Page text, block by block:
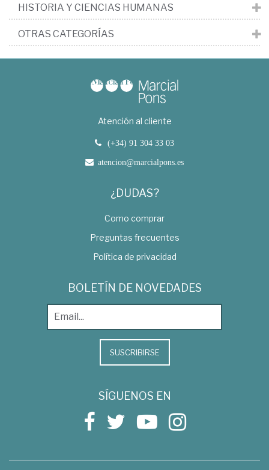
HISTORIA Y CIENCIAS HUMANAS
OTRAS CATEGORÍAS
Atención al cliente
(+34) 91 304 33 03
atencion@marcialpons.es
¿DUDAS?
Como comprar
Preguntas frecuentes
Política de privacidad
BOLETÍN DE NOVEDADES
SUSCRIBIRSE
SÍGUENOS EN